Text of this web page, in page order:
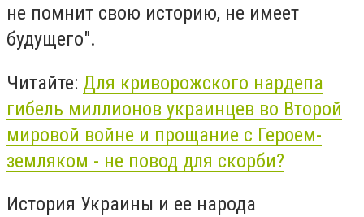
не помнит свою историю, не имеет
будущего".
Читайте: Для криворожского нардепа
гибель миллионов украинцев во Второй
мировой войне и прощание с Героем-
земляком - не повод для скорби?
История Украины и ее народа